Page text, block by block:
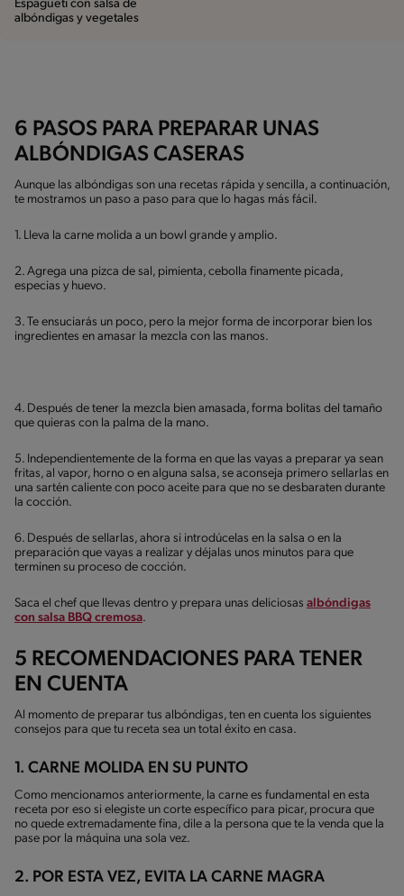
Espagueti con salsa de
albóndigas y vegetales
6 PASOS PARA PREPARAR UNAS
ALBÓNDIGAS CASERAS
Aunque las albóndigas son una recetas rápida y sencilla, a continuación,
te mostramos un paso a paso para que lo hagas más fácil.
1. Lleva la carne molida a un bowl grande y amplio.
2. Agrega una pizca de sal, pimienta, cebolla finamente picada,
especias y huevo.
3. Te ensuciarás un poco, pero la mejor forma de incorporar bien los
ingredientes en amasar la mezcla con las manos.
4. Después de tener la mezcla bien amasada, forma bolitas del tamaño
que quieras con la palma de la mano.
5. Independientemente de la forma en que las vayas a preparar ya sean
fritas, al vapor, horno o en alguna salsa, se aconseja primero sellarlas en
una sartén caliente con poco aceite para que no se desbaraten durante
la cocción.
6. Después de sellarlas, ahora si introdúcelas en la salsa o en la
preparación que vayas a realizar y déjalas unos minutos para que
terminen su proceso de cocción.
Saca el chef que llevas dentro y prepara unas deliciosas albóndigas
con salsa BBQ cremosa.
5 RECOMENDACIONES PARA TENER
EN CUENTA
Al momento de preparar tus albóndigas, ten en cuenta los siguientes
consejos para que tu receta sea un total éxito en casa.
1. CARNE MOLIDA EN SU PUNTO
Como mencionamos anteriormente, la carne es fundamental en esta
receta por eso si elegiste un corte específico para picar, procura que
no quede extremadamente fina, dile a la persona que te la venda que la
pase por la máquina una sola vez.
2. POR ESTA VEZ, EVITA LA CARNE MAGRA